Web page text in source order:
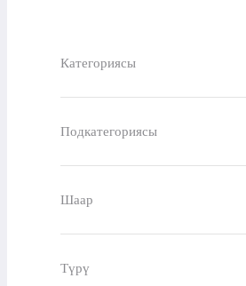
Категориясы
Подкатегориясы
Шаар
Түрү